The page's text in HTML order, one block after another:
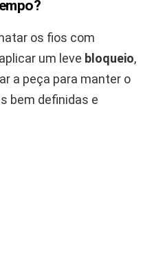
os fios com
um leve bloqueio,
a peça para manter o
bem definidas e